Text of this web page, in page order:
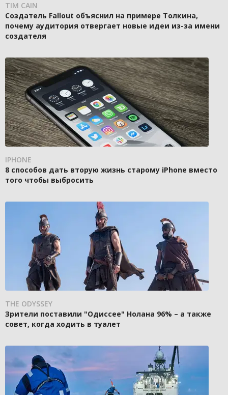
TIM CAIN
Создатель Fallout объяснил на примере Толкина,
почему аудитория отвергает новые идеи из-за имени
создателя
IPHONE
8 способов дать вторую жизнь старому iPhone вместо
того чтобы выбросить
THE ODYSSEY
Зрители поставили "Одиссее" Нолана 96% – а также
совет, когда ходить в туалет